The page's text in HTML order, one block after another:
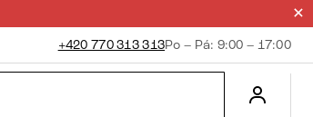
+420 770 313 313Po – Pá: 9:00 – 17:00